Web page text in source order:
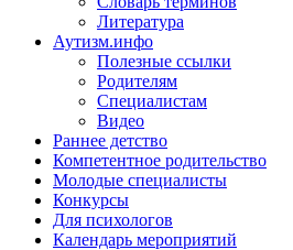
Литература
Аутизм.инфо
Полезные ссылки
Родителям
Специалистам
Видео
Раннее детство
Компетентное родительство
Молодые специалисты
Конкурсы
Для психологов
Календарь мероприятий